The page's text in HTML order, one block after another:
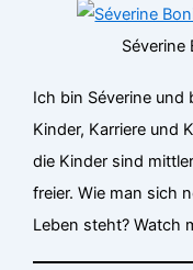
Séverine
Ich bin Séverine und
Kinder, Karriere und
die Kinder sind
freier. Wie man sich
Leben steht? Watch